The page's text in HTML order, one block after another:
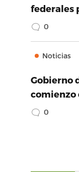
federales
0
Noticias
Gobierno
comienzo
0